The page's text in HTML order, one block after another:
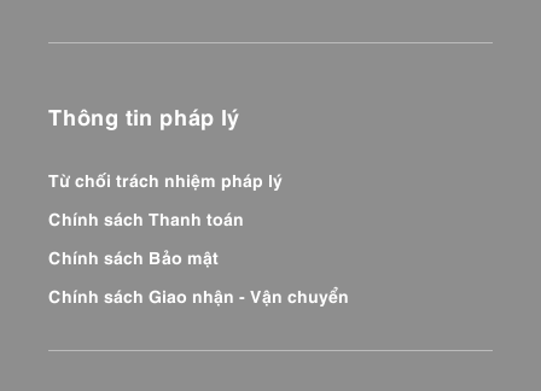
Thông tin pháp lý
Từ chối trách nhiệm pháp lý
Chính sách Thanh toán
Chính sách Bảo mật
Chính sách Giao nhận - Vận chuyển